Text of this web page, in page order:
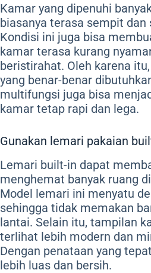
Kamar yang dipenuhi
biasanya terasa sempit dan
Kondisi ini juga bisa
kamar terasa kurang
beristirahat. Oleh karena
yang benar-benar
multifungsi juga bisa
kamar tetap rapi dan lega.
Gunakan lemari pakaian
Lemari built-in dapat
menghemat banyak ruang
Model lemari ini menyatu
sehingga tidak memakan
lantai. Selain itu, tampilan
terlihat lebih modern dan
Dengan penataan yang
lebih luas dan bersih.